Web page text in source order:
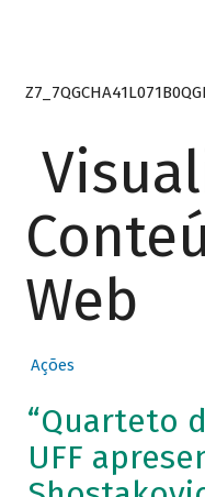
Web
Ações
“Quarteto
UFF